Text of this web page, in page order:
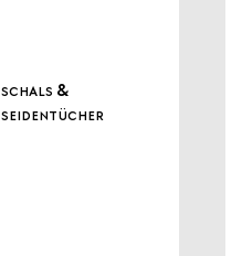
schals &
seidentücher